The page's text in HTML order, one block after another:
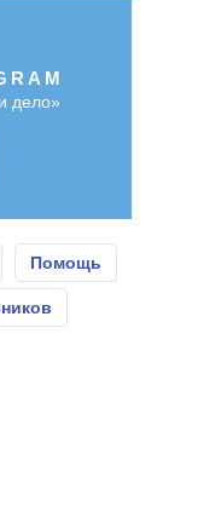
дело»
Помощь